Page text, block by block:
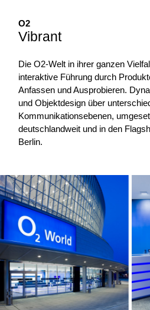
O2
Vibrant
Die O2-Welt in ihrer ganzen
interaktive Führung durch
Anfassen und Ausprobieren.
und Objektdesign über
Kommunikationsebenen,
deutschlandweit und in den
Berlin.